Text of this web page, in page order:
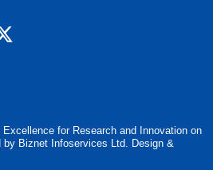
for Research and Innovation on
by Biznet Infoservices Ltd. Design &